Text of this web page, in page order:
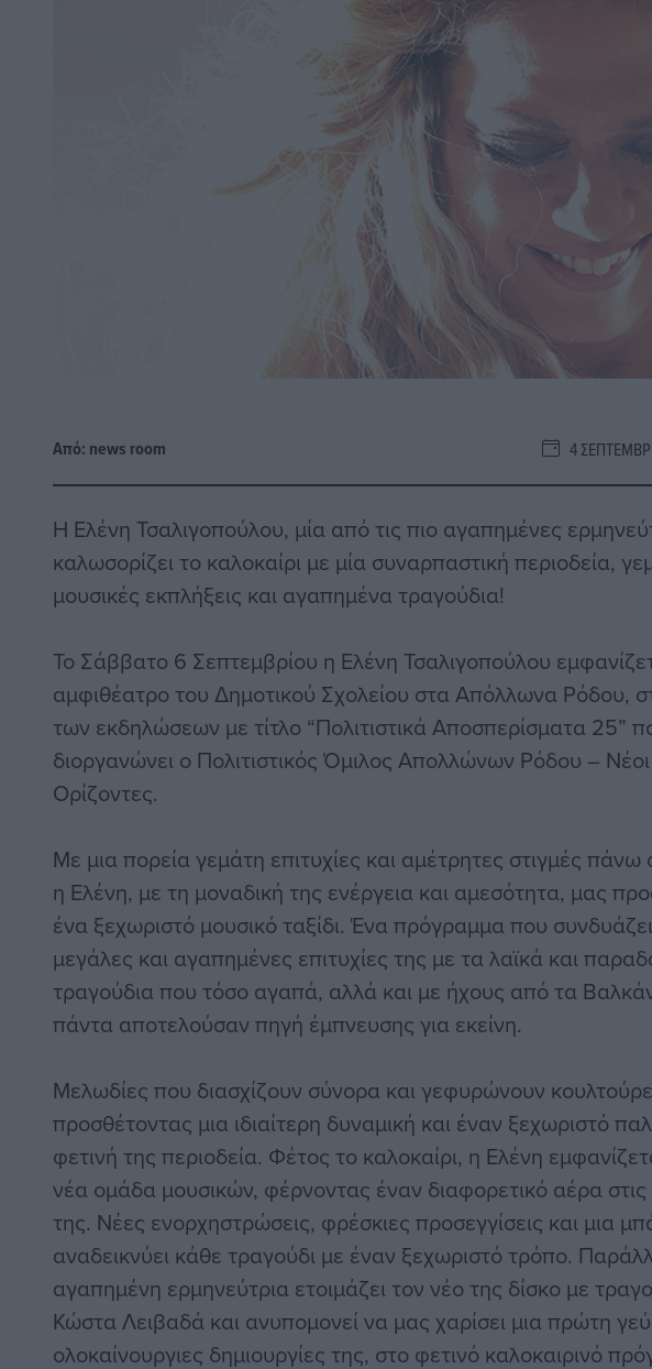
Από: news room 4
Η Ελένη Τσαλιγοπούλου, μία από τις πιο αγαπημένες
καλωσορίζει το καλοκαίρι με μία συναρπαστική περιοδεία,
μουσικές εκπλήξεις και αγαπημένα τραγούδια!
Το Σάββατο 6 Σεπτεμβρίου η Ελένη Τσαλιγοπούλου
αμφιθέατρο του Δημοτικού Σχολείου στα Απόλλωνα Ρόδου,
των εκδηλώσεων με τίτλο “Πολιτιστικά Αποσπερίσματα 25”
διοργανώνει ο Πολιτιστικός Όμιλος Απολλώνων Ρόδου – Νέοι
Ορίζοντες.
Με μια πορεία γεμάτη επιτυχίες και αμέτρητες στιγμές πάνω
η Ελένη, με τη μοναδική της ενέργεια και αμεσότητα, μας
ένα ξεχωριστό μουσικό ταξίδι. Ένα πρόγραμμα που συνδυάζει
μεγάλες και αγαπημένες επιτυχίες της με τα λαϊκά και
τραγούδια που τόσο αγαπά, αλλά και με ήχους από τα
πάντα αποτελούσαν πηγή έμπνευσης για εκείνη.
Μελωδίες που διασχίζουν σύνορα και γεφυρώνουν
προσθέτοντας μια ιδιαίτερη δυναμική και έναν ξεχωριστό
φετινή της περιοδεία. Φέτος το καλοκαίρι, η Ελένη
νέα ομάδα μουσικών, φέρνοντας έναν διαφορετικό αέρα στις
της. Νέες ενορχηστρώσεις, φρέσκιες προσεγγίσεις και μια
αναδεικνύει κάθε τραγούδι με έναν ξεχωριστό τρόπο.
αγαπημένη ερμηνεύτρια ετοιμάζει τον νέο της δίσκο με
Κώστα Λειβαδά και ανυπομονεί να μας χαρίσει μια πρώτη
ολοκαίνουργιες δημιουργίες της, στο φετινό καλοκαιρινό